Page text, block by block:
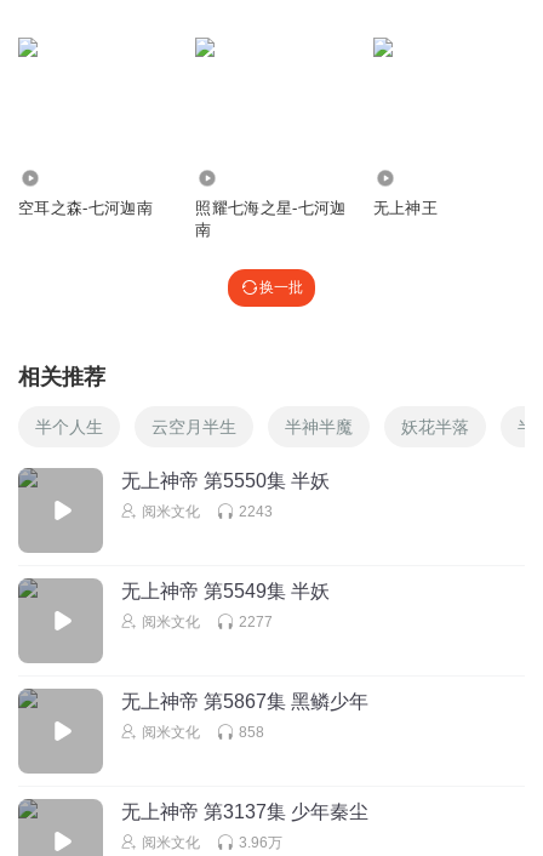
空耳之森-七河迦南
照耀七海之星-七河迦
南
无上神王
换一批
相关推荐
半个人生 云空月半生 半神半魔 妖花半落 半
无上神帝 第5550集 半妖
阅米文化 2243
无上神帝 第5549集 半妖
阅米文化 2277
无上神帝 第5867集 黑鳞少年
阅米文化 858
无上神帝 第3137集 少年秦尘
阅米文化 3.96万